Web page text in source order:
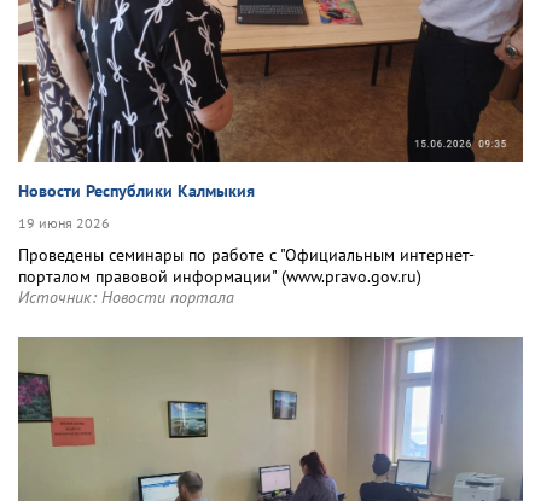
Новости Республики Калмыкия
19 июня 2026
Проведены семинары по работе с "Официальным интернет-
порталом правовой информации" (www.pravo.gov.ru)
Источник: Новости портала